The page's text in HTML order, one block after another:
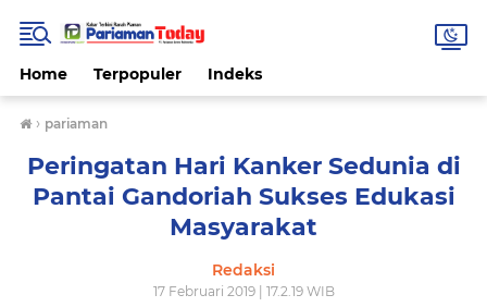
Home Terpopuler Indeks
› pariaman
Peringatan Hari Kanker Sedunia di
Pantai Gandoriah Sukses Edukasi
Masyarakat
Redaksi
17 Februari 2019 | 17.2.19 WIB